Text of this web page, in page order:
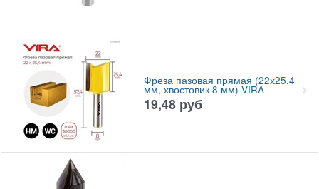
Фреза пазовая прямая (22х25.4
мм, хвостовик 8 мм) VIRA
19,48 руб